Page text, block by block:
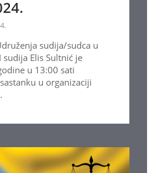
sudija/sudca u
sudija Elis Sultnić je
u 13:00 sati
u organizaciji